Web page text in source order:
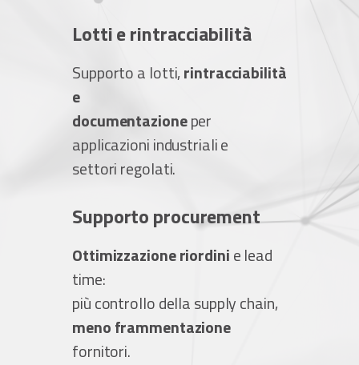
Lotti e rintracciabilità
Supporto a lotti,rintracciabilità
e
documentazioneper
applicazioni industriali e
settori regolati.
Supporto procurement
Ottimizzazione riordinie lead
time:
più controllo della supply chain,
meno frammentazione
fornitori.